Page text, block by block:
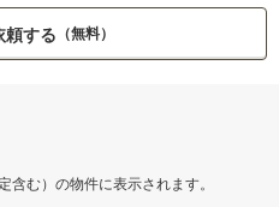
頼する （無料）
む）の物件に表示されます。